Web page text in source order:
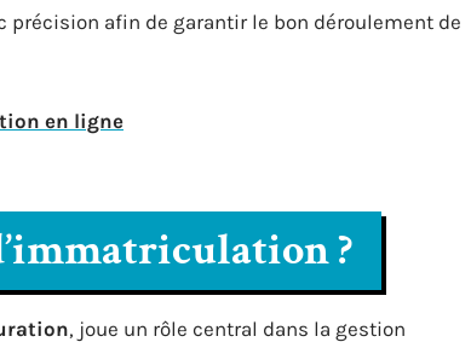
afin de garantir le bon déroulement de
en ligne
?
, joue un rôle central dans la gestion